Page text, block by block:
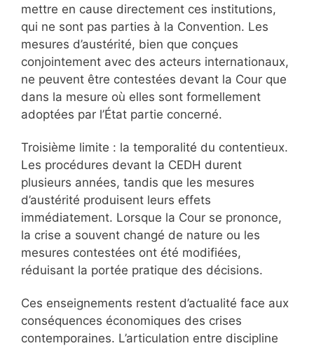
mettre en cause directement ces institutions,
qui ne sont pas parties à la Convention. Les
mesures d’austérité, bien que conçues
conjointement avec des acteurs internationaux,
ne peuvent être contestées devant la Cour que
dans la mesure où elles sont formellement
adoptées par l’État partie concerné.
Troisième limite : la temporalité du contentieux.
Les procédures devant la CEDH durent
plusieurs années, tandis que les mesures
d’austérité produisent leurs effets
immédiatement. Lorsque la Cour se prononce,
la crise a souvent changé de nature ou les
mesures contestées ont été modifiées,
réduisant la portée pratique des décisions.
Ces enseignements restent d’actualité face aux
conséquences économiques des crises
contemporaines. L’articulation entre discipline